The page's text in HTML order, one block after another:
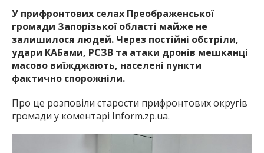
У прифронтових селах Преображенської
громади Запорізької області майже не
залишилося людей. Через постійні обстріли,
удари КАБами, РСЗВ та атаки дронів мешканці
масово виїжджають, населені пункти
фактично спорожніли.
Про це розповіли старости прифронтових округів
громади у коментарі Inform.zp.ua.